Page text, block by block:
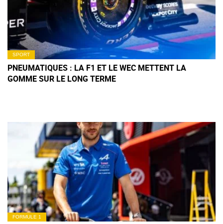
SPORT
PNEUMATIQUES : LA F1 ET LE WEC METTENT LA
GOMME SUR LE LONG TERME
FORMULE 1